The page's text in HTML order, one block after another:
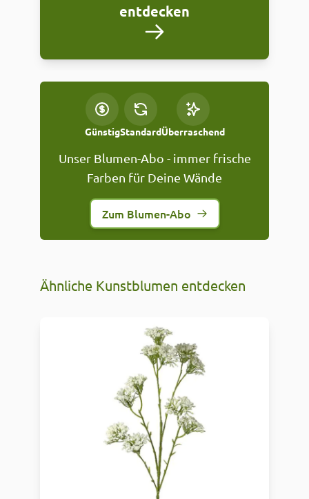
entdecken
GünstigStandardÜberraschend
Unser Blumen-Abo - immer frische
Farben für Deine Wände
Zum Blumen-Abo
Ähnliche Kunstblumen entdecken